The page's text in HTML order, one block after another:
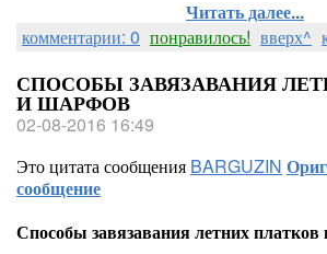
Читать далее...
комментарии: 0 понравилось! вверх^
СПОСОБЫ ЗАВЯЗАВАНИЯ
И ШАРФОВ
02-08-2016 16:49
Это цитата сообщения BARGUZIN
сообщение
Способы завязавания летних